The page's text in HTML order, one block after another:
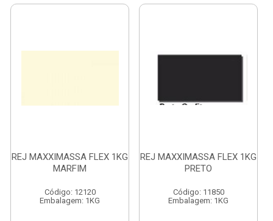
REJ MAXXIMASSA FLEX 1KG
MARFIM
Código: 12120
Embalagem: 1KG
REJ MAXXIMASSA FLEX 1KG
PRETO
Código: 11850
Embalagem: 1KG